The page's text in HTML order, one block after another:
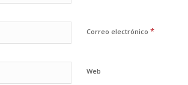
Correo electrónico *
Web